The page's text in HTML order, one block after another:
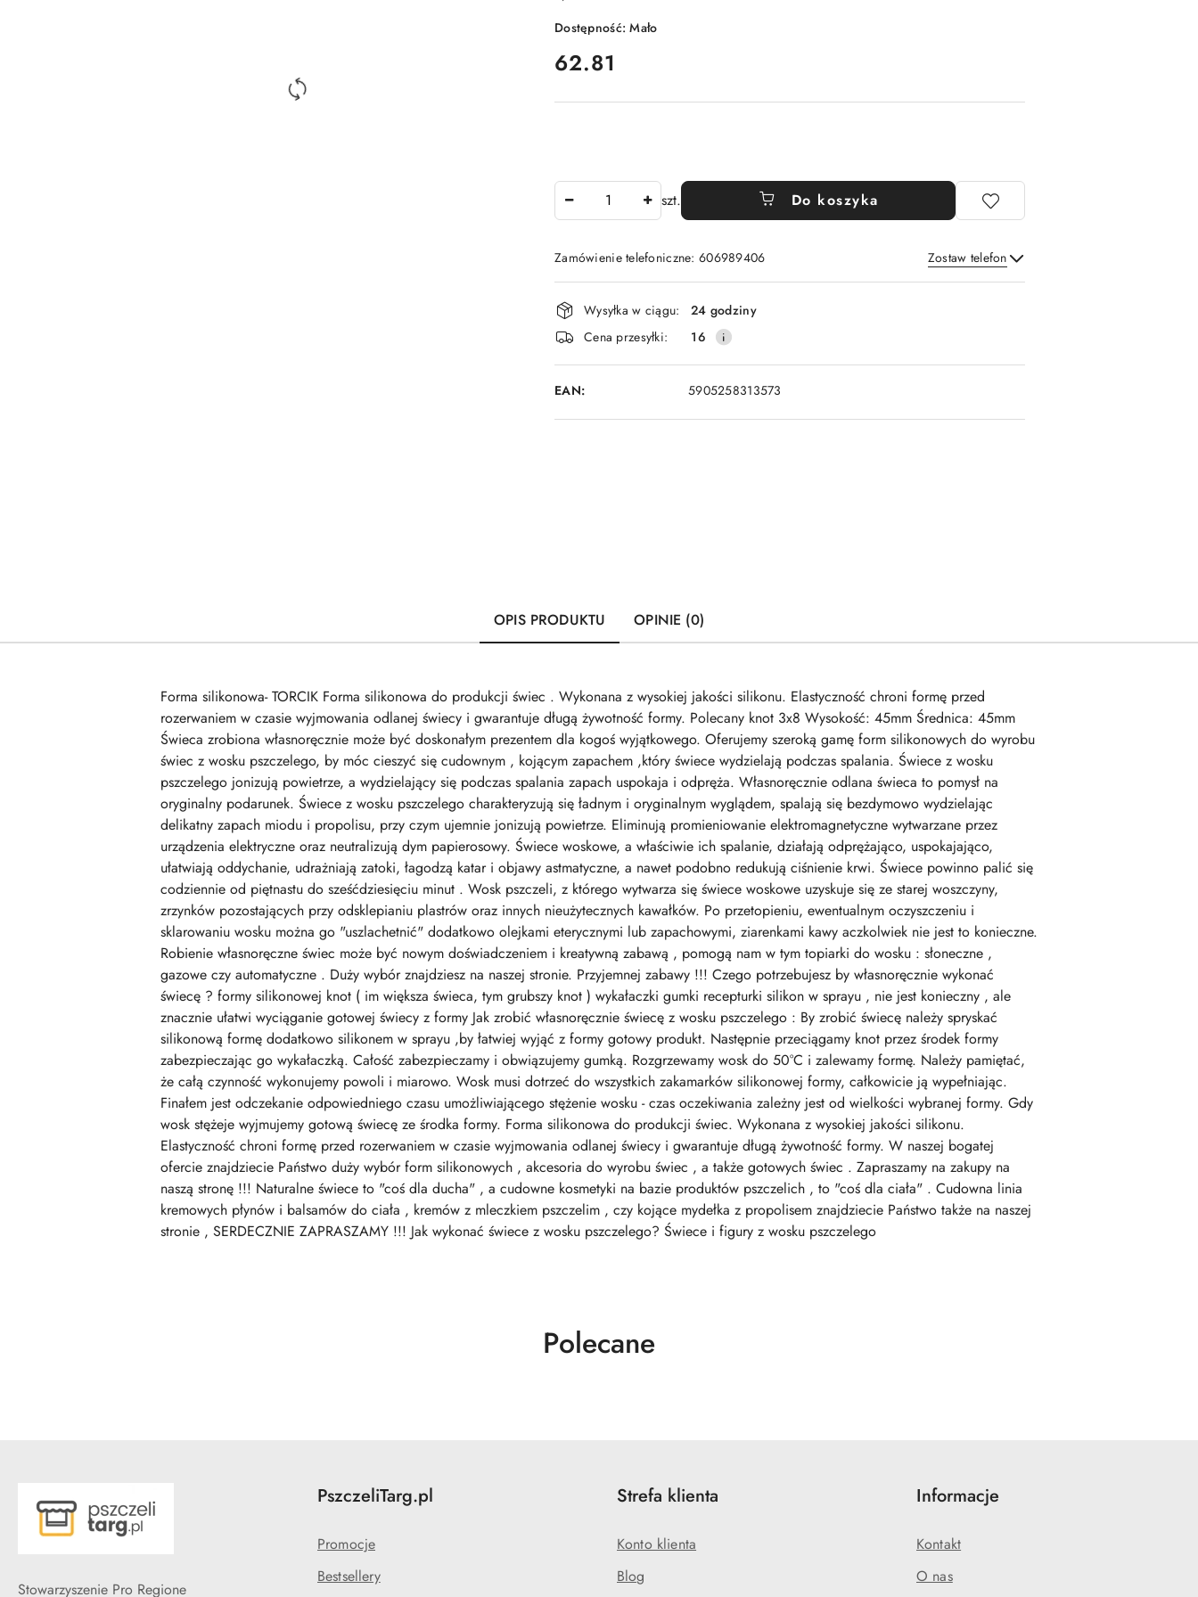
Dostępność:Mało
cena:
62.81
szt. Do koszyka
Zamówienie telefoniczne: 606989406 Zostaw telefon
Wyślij
Dostępność
i
dostawa
Wysyłka w ciągu:
24 godziny
Cena przesyłki:
16
EAN: 5905258313573
OPIS PRODUKTU OPINIE (0)
Forma silikonowa- TORCIK Forma silikonowa do produkcji świec . Wykonana z wysokiej jakości silikonu. Elastyczność chroni formę przed
rozerwaniem w czasie wyjmowania odlanej świecy i gwarantuje długą żywotność formy. Polecany knot 3x8 Wysokość: 45mm Średnica: 45mm
Świeca zrobiona własnoręcznie może być doskonałym prezentem dla kogoś wyjątkowego. Oferujemy szeroką gamę form silikonowych do wyrobu
świec z wosku pszczelego, by móc cieszyć się cudownym , kojącym zapachem ,który świece wydzielają podczas spalania. Świece z wosku
pszczelego jonizują powietrze, a wydzielający się podczas spalania zapach uspokaja i odpręża. Własnoręcznie odlana świeca to pomysł na
oryginalny podarunek. Świece z wosku pszczelego charakteryzują się ładnym i oryginalnym wyglądem, spalają się bezdymowo wydzielając
delikatny zapach miodu i propolisu, przy czym ujemnie jonizują powietrze. Eliminują promieniowanie elektromagnetyczne wytwarzane przez
urządzenia elektryczne oraz neutralizują dym papierosowy. Świece woskowe, a właściwie ich spalanie, działają odprężająco, uspokajająco,
ułatwiają oddychanie, udrażniają zatoki, łagodzą katar i objawy astmatyczne, a nawet podobno redukują ciśnienie krwi. Świece powinno palić się
codziennie od piętnastu do sześćdziesięciu minut . Wosk pszczeli, z którego wytwarza się świece woskowe uzyskuje się ze starej woszczyny,
zrzynków pozostających przy odsklepianiu plastrów oraz innych nieużytecznych kawałków. Po przetopieniu, ewentualnym oczyszczeniu i
sklarowaniu wosku można go "uszlachetnić" dodatkowo olejkami eterycznymi lub zapachowymi, ziarenkami kawy aczkolwiek nie jest to konieczne.
Robienie własnoręczne świec może być nowym doświadczeniem i kreatywną zabawą , pomogą nam w tym topiarki do wosku : słoneczne ,
gazowe czy automatyczne . Duży wybór znajdziesz na naszej stronie. Przyjemnej zabawy !!! Czego potrzebujesz by własnoręcznie wykonać
świecę ? formy silikonowej knot ( im większa świeca, tym grubszy knot ) wykałaczki gumki recepturki silikon w sprayu , nie jest konieczny , ale
znacznie ułatwi wyciąganie gotowej świecy z formy Jak zrobić własnoręcznie świecę z wosku pszczelego : By zrobić świecę należy spryskać
silikonową formę dodatkowo silikonem w sprayu ,by łatwiej wyjąć z formy gotowy produkt. Następnie przeciągamy knot przez środek formy
zabezpieczając go wykałaczką. Całość zabezpieczamy i obwiązujemy gumką. Rozgrzewamy wosk do 50°C i zalewamy formę. Należy pamiętać,
że całą czynność wykonujemy powoli i miarowo. Wosk musi dotrzeć do wszystkich zakamarków silikonowej formy, całkowicie ją wypełniając.
Finałem jest odczekanie odpowiedniego czasu umożliwiającego stężenie wosku - czas oczekiwania zależny jest od wielkości wybranej formy. Gdy
wosk stężeje wyjmujemy gotową świecę ze środka formy. Forma silikonowa do produkcji świec. Wykonana z wysokiej jakości silikonu.
Elastyczność chroni formę przed rozerwaniem w czasie wyjmowania odlanej świecy i gwarantuje długą żywotność formy. W naszej bogatej
ofercie znajdziecie Państwo duży wybór form silikonowych , akcesoria do wyrobu świec , a także gotowych świec . Zapraszamy na zakupy na
naszą stronę !!! Naturalne świece to "coś dla ducha" , a cudowne kosmetyki na bazie produktów pszczelich , to "coś dla ciała" . Cudowna linia
kremowych płynów i balsamów do ciała , kremów z mleczkiem pszczelim , czy kojące mydełka z propolisem znajdziecie Państwo także na naszej
stronie , SERDECZNIE ZAPRASZAMY !!! Jak wykonać świece z wosku pszczelego? Świece i figury z wosku pszczelego
Produkty
Polecane
Stowarzyszenie Pro Regione
PszczeliTarg.pl
Promocje
Bestsellery
Strefa klienta
Konto klienta
Blog
Informacje
Kontakt
O nas